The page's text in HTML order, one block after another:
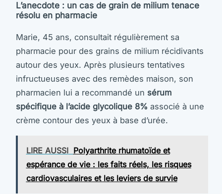
L’anecdote : un cas de grain de milium tenace
résolu en pharmacie
Marie, 45 ans, consultait régulièrement sa
pharmacie pour des grains de milium récidivants
autour des yeux. Après plusieurs tentatives
infructueuses avec des remèdes maison, son
pharmacien lui a recommandé un sérum
spécifique à l’acide glycolique 8% associé à une
crème contour des yeux à base d’urée.
LIRE AUSSI Polyarthrite rhumatoïde et
espérance de vie : les faits réels, les risques
cardiovasculaires et les leviers de survie